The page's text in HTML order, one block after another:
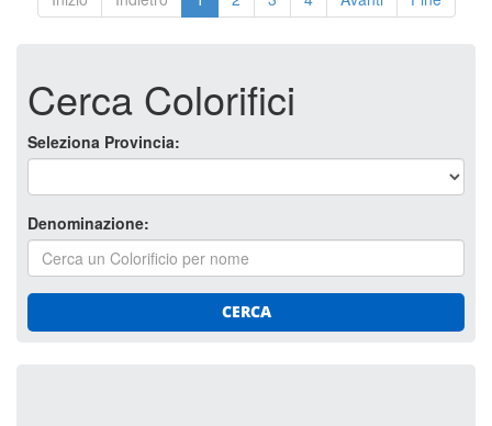
Cerca Colorifici
Seleziona Provincia:
Denominazione:
CERCA